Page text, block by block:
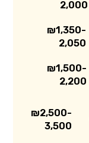
2,000
₪1,350-
2,050
₪1,500-
2,200
₪2,500-
3,500